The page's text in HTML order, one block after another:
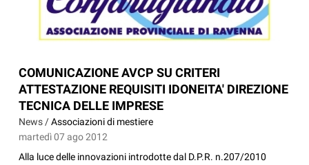
COMUNICAZIONE AVCP SU CRITERI
ATTESTAZIONE REQUISITI IDONEITA' DIREZIONE
TECNICA DELLE IMPRESE
News /Associazioni di mestiere
martedì 07 ago 2012
Alla luce delle innovazioni introdotte dal D.P.R. n.207/2010